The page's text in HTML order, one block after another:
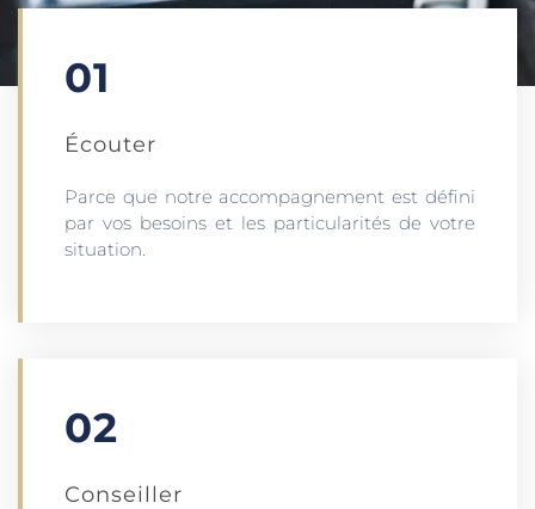
01
Écouter​
Parce que notre accompagnement est défini
par vos besoins et les particularités de votre
situation.
02
Conseiller